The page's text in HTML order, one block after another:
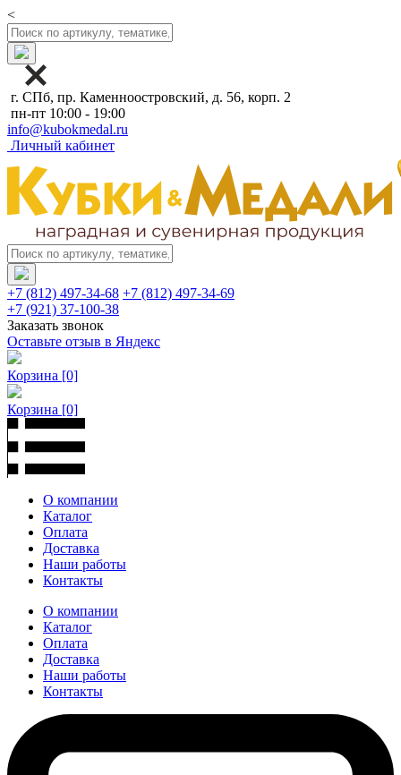
<
г. СПб, пр. Каменноостровский, д. 56, корп. 2
пн-пт 10:00 - 19:00
info@kubokmedal.ru
Личный кабинет
+7 (812) 497-34-68 +7 (812) 497-34-69
+7 (921) 37-100-38
Заказать звонок
Оставьте отзыв в Яндекс
Корзина [0]
Корзина [0]
О компании
Каталог
Оплата
Доставка
Наши работы
Контакты
О компании
Каталог
Оплата
Доставка
Наши работы
Контакты